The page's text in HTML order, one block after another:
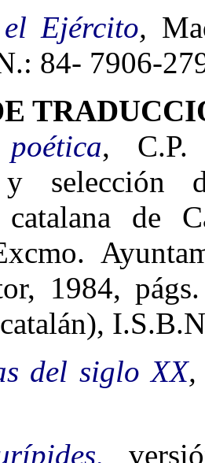
Ejército,
84- 7906-
, C.P.
y selección
catalana de
1984,
del siglo XX